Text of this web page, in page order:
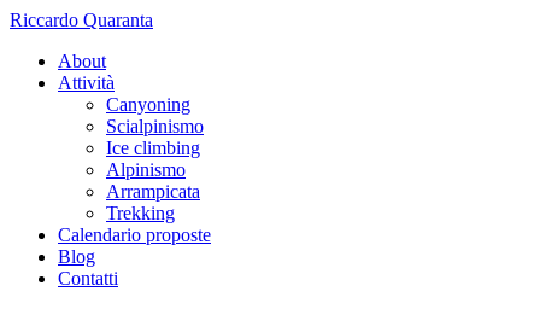
Riccardo Quaranta
About
Attività
Canyoning
Scialpinismo
Ice climbing
Alpinismo
Arrampicata
Trekking
Calendario proposte
Blog
Contatti